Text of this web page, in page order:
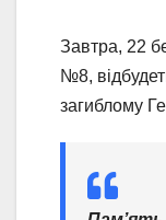
Завтра, 22
№8,
загиблому